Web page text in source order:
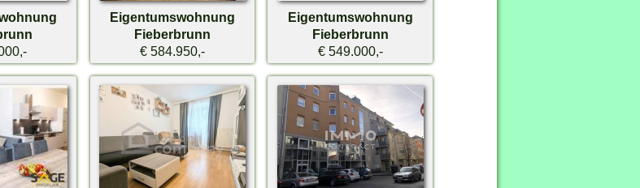
Eigentumswohnung
Fieberbrunn
€ 584.950,-
Eigentumswohnung
Fieberbrunn
€ 549.000,-